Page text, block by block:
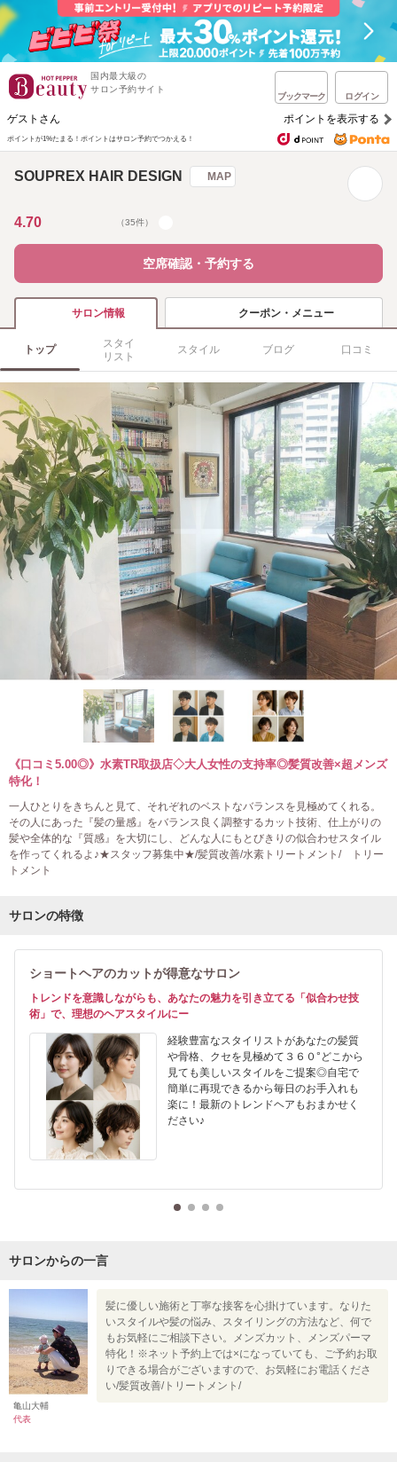
国内最大級の
サロン予約サイト
ブックマーク ログイン
ゲストさん ポイントを表示する
ポイントが1%たまる！ ポイントはサロン予約でつかえる！
SOUPREX HAIR DESIGN MAP
4.70 （35件）
空席確認・予約する
サロン情報 クーポン・メニュー
トップ
スタイ
リスト
スタイル ブログ 口コミ
《口コミ5.00◎》水素TR取扱店◇大人女性の支持率◎髪質改善×超メンズ
特化！
一人ひとりをきちんと見て、それぞれのベストなバランスを見極めてくれる。
その人にあった『髪の量感』をバランス良く調整するカット技術、仕上がりの
髪や全体的な『質感』を大切にし、どんな人にもとびきりの似合わせスタイル
を作ってくれるよ♪★スタッフ募集中★/髪質改善/水素トリートメント/ トリー
トメント
サロンの特徴
ショートヘアのカットが得意なサロン
トレンドを意識しながらも、あなたの魅力を引き立てる「似合わせ技
術」で、理想のヘアスタイルにー
経験豊富なスタイリストがあなたの髪質
や骨格、クセを見極めて３６０°どこから
見ても美しいスタイルをご提案◎自宅で
簡単に再現できるから毎日のお手入れも
楽に！最新のトレンドヘアもおまかせく
ださい♪
サロンからの一言
亀山大輔
代表
髪に優しい施術と丁寧な接客を心掛けています。なりた
いスタイルや髪の悩み、スタイリングの方法など、何で
もお気軽にご相談下さい。メンズカット、メンズパーマ
特化！※ネット予約上では×になっていても、ご予約お取
りできる場合がございますので、お気軽にお電話くださ
い/髪質改善/トリートメント/